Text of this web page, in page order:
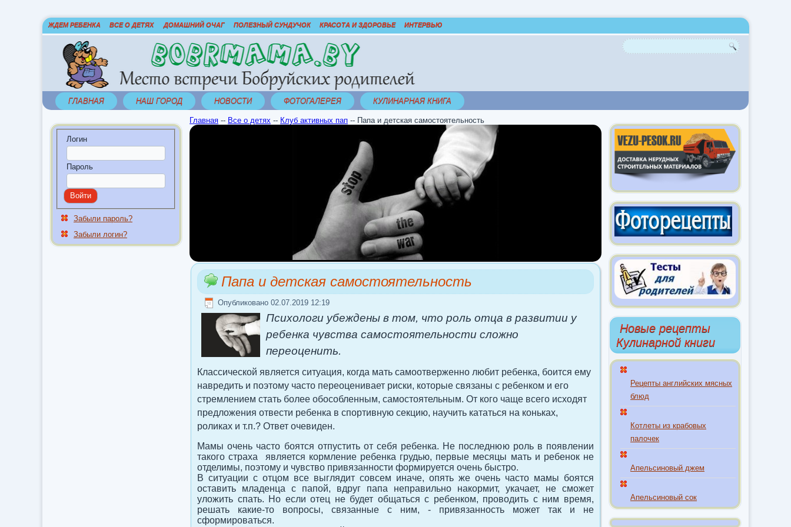
ЖДЕМ РЕБЕНКА ВСЕ О ДЕТЯХ ДОМАШНИЙ ОЧАГ ПОЛЕЗНЫЙ СУНДУЧОК КРАСОТА И ЗДОРОВЬЕ ИНТЕРВЬЮ
ГЛАВНАЯ НАШ ГОРОД НОВОСТИ ФОТОГАЛЕРЕЯ КУЛИНАРНАЯ КНИГА
Логин
Пароль
Забыли пароль?
Забыли логин?
Главная -- Все о детях -- Клуб активных пап -- Папа и детская самостоятельность
Папа и детская самостоятельность
Опубликовано 02.07.2019 12:19
Психологи убеждены в том, что роль отца в развитии у
ребенка чувства самостоятельности сложно
переоценить.
Классической является ситуация, когда мать самоотверженно любит ребенка, боится ему
навредить и поэтому часто переоценивает риски, которые связаны с ребенком и его
стремлением стать более обособленным, самостоятельным. От кого чаще всего исходят
предложения отвести ребенка в спортивную секцию, научить кататься на коньках,
роликах и т.п.? Ответ очевиден.
Мамы очень часто боятся отпустить от себя ребенка. Не последнюю роль в появлении
такого страха является кормление ребенка грудью, первые месяцы мать и ребенок не
отделимы, поэтому и чувство привязанности формируется очень быстро.
В ситуации с отцом все выглядит совсем иначе, опять же очень часто мамы боятся
оставить младенца с папой, вдруг папа неправильно накормит, укачает, не сможет
уложить спать. Но если отец не будет общаться с ребенком, проводить с ним время,
решать какие-то вопросы, связанные с ним, - привязанность может так и не
сформироваться.
Новые рецепты
Кулинарной книги
Рецепты английских мясных
блюд
Котлеты из крабовых
палочек
Апельсиновый джем
Апельсиновый сок